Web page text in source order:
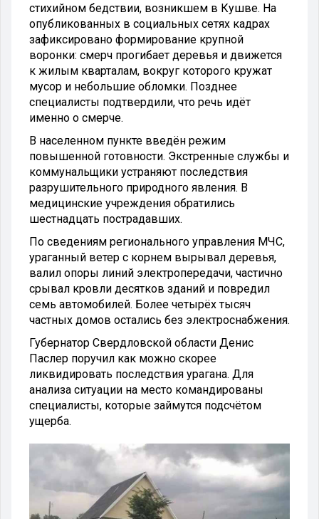
стихийном бедствии, возникшем в Кушве. На
опубликованных в социальных сетях кадрах
зафиксировано формирование крупной
воронки: смерч прогибает деревья и движется
к жилым кварталам, вокруг которого кружат
мусор и небольшие обломки. Позднее
специалисты подтвердили, что речь идёт
именно о смерче.
В населенном пункте введён режим
повышенной готовности. Экстренные службы и
коммунальщики устраняют последствия
разрушительного природного явления. В
медицинские учреждения обратились
шестнадцать пострадавших.
По сведениям регионального управления МЧС,
ураганный ветер с корнем вырывал деревья,
валил опоры линий электропередачи, частично
срывал кровли десятков зданий и повредил
семь автомобилей. Более четырёх тысяч
частных домов остались без электроснабжения.
Губернатор Свердловской области Денис
Паслер поручил как можно скорее
ликвидировать последствия урагана. Для
анализа ситуации на место командированы
специалисты, которые займутся подсчётом
ущерба.